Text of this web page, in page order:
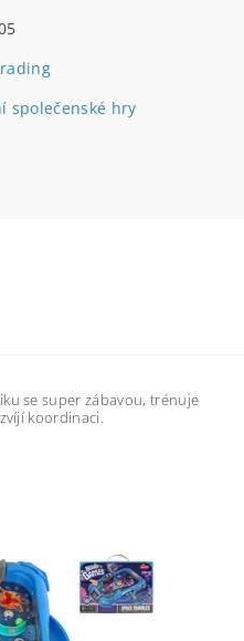
společenské hry
se super zábavou, trénuje
koordinaci.